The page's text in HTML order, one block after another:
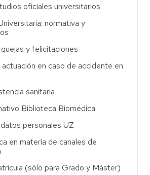
oficiales universitarios
normativa y
y felicitaciones
en caso de accidente en
sanitaria
Biblioteca Biomédica
personales UZ
en materia de canales de
(sólo para Grado y Máster)